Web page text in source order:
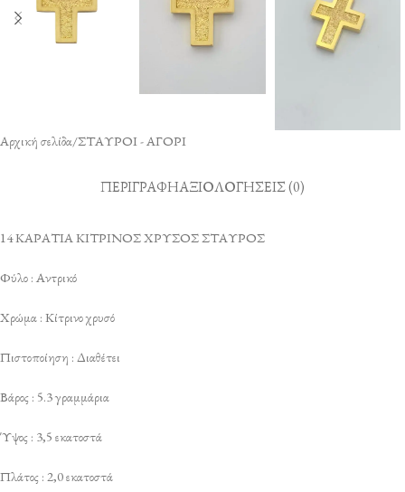
Αρχική σελίδα/ΣΤΑΥΡΟΙ - ΑΓΟΡΙ
ΠΕΡΙΓΡΑΦΉΑΞΙΟΛΟΓΉΣΕΙΣ (0)
14 ΚΑΡΑΤΙΑ ΚΙΤΡΙΝΟΣ ΧΡΥΣΟΣ ΣΤΑΥΡΟΣ
Φύλο : Αντρικό
Χρώμα : Κίτρινο χρυσό
Πιστοποίηση : Διαθέτει
Βάρος : 5.3 γραμμάρια
Ύψος : 3,5 εκατοστά
Πλάτος : 2,0 εκατοστά